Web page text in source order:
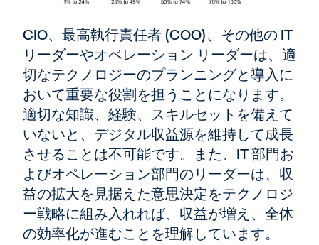
CIO、最高執行責任者 (COO)、その他の IT
リーダーやオペレーション リーダーは、適
切なテクノロジーのプランニングと導入に
おいて重要な役割を担うことになります。
適切な知識、経験、スキルセットを備えて
いないと、デジタル収益源を維持して成長
させることは不可能です。また、IT 部門お
よびオペレーション部門のリーダーは、収
益の拡大を見据えた意思決定をテクノロジ
ー戦略に組み入れれば、収益が増え、全体
の効率化が進むことを理解しています。